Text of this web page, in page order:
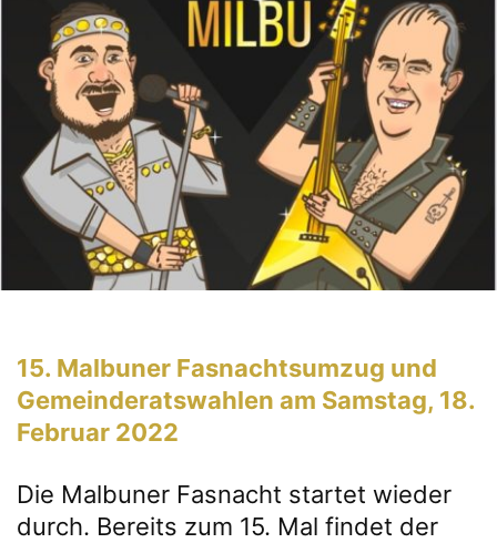
15. Malbuner Fasnachtsumzug und
Gemeinderatswahlen am Samstag, 18.
Februar 2022
Die Malbuner Fasnacht startet wieder
durch. Bereits zum 15. Mal findet der